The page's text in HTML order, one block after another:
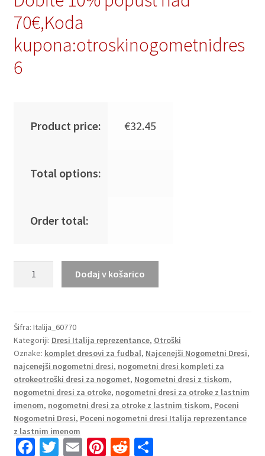
70€,Koda
kupona:otroskinogometnidres
6
Product price: €32.45
Total options:
Order total:
Domači
SP
2022
Kratek
Rokav
+
Kratke
hlače
INSIGNE
Dodaj v košarico
Šifra: Italija_60770
Kategoriji: Dresi Italija reprezentance, Otroški
Oznake: komplet dresovi za fudbal, Najcenejši Nogometni Dresi,
najcenejši nogometni dresi, nogometni dresi kompleti za
otrokeotroški dresi za nogomet, Nogometni dresi z tiskom,
nogometni dresi za otroke, nogometni dresi za otroke z lastnim
imenom, nogometni dresi za otroke z lastnim tiskom, Poceni
Nogometni Dresi, Poceni nogometni dresi Italija reprezentance
z lastnim imenom
Fa T E Pi R S